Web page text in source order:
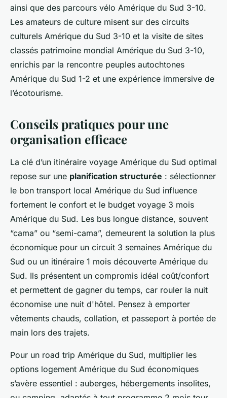
ainsi que des parcours vélo Amérique du Sud 3-10.
Les amateurs de culture misent sur des circuits
culturels Amérique du Sud 3-10 et la visite de sites
classés patrimoine mondial Amérique du Sud 3-10,
enrichis par la rencontre peuples autochtones
Amérique du Sud 1-2 et une expérience immersive de
l’écotourisme.
Conseils pratiques pour une
organisation efficace
La clé d’un itinéraire voyage Amérique du Sud optimal
repose sur une planification structurée : sélectionner
le bon transport local Amérique du Sud influence
fortement le confort et le budget voyage 3 mois
Amérique du Sud. Les bus longue distance, souvent
“cama” ou “semi-cama”, demeurent la solution la plus
économique pour un circuit 3 semaines Amérique du
Sud ou un itinéraire 1 mois découverte Amérique du
Sud. Ils présentent un compromis idéal coût/confort
et permettent de gagner du temps, car rouler la nuit
économise une nuit d'hôtel. Pensez à emporter
vêtements chauds, collation, et passeport à portée de
main lors des trajets.
Pour un road trip Amérique du Sud, multiplier les
options logement Amérique du Sud économiques
s’avère essentiel : auberges, hébergements insolites,